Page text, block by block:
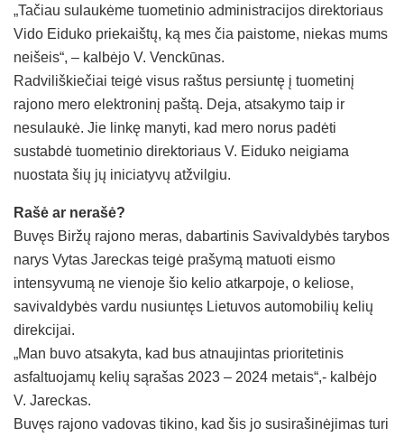
„Tačiau sulaukėme tuometinio administracijos direktoriaus
Vido Eiduko priekaištų, ką mes čia paistome, niekas mums
neišeis“, – kalbėjo V. Venckūnas.
Radviliškiečiai teigė visus raštus persiuntę į tuometinį
rajono mero elektroninį paštą. Deja, atsakymo taip ir
nesulaukė. Jie linkę manyti, kad mero norus padėti
sustabdė tuometinio direktoriaus V. Eiduko neigiama
nuostata šių jų iniciatyvų atžvilgiu.
Rašė ar nerašė?
Buvęs Biržų rajono meras, dabartinis Savivaldybės tarybos
narys Vytas Jareckas teigė prašymą matuoti eismo
intensyvumą ne vienoje šio kelio atkarpoje, o keliose,
savivaldybės vardu nusiuntęs Lietuvos automobilių kelių
direkcijai.
„Man buvo atsakyta, kad bus atnaujintas prioritetinis
asfaltuojamų kelių sąrašas 2023 – 2024 metais“,- kalbėjo
V. Jareckas.
Buvęs rajono vadovas tikino, kad šis jo susirašinėjimas turi